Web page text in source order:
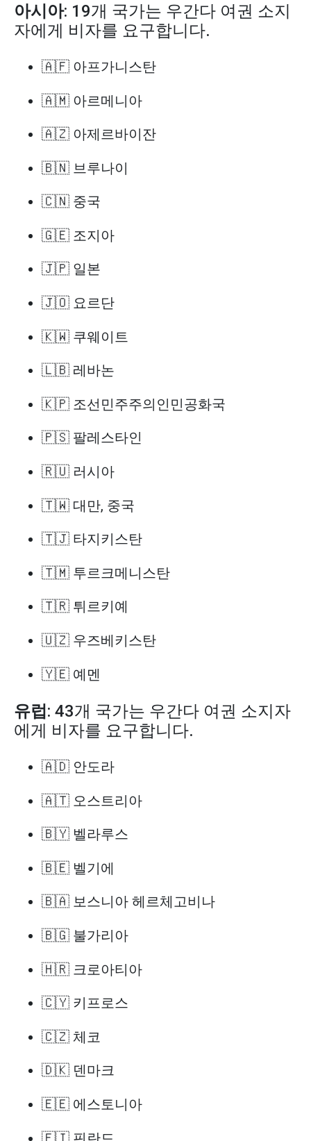
아시아: 19개 국가는 우간다 여권 소지
자에게 비자를 요구합니다.
🇦🇫 아프가니스탄
🇦🇲 아르메니아
🇦🇿 아제르바이잔
🇧🇳 브루나이
🇨🇳 중국
🇬🇪 조지아
🇯🇵 일본
🇯🇴 요르단
🇰🇼 쿠웨이트
🇱🇧 레바논
🇰🇵 조선민주주의인민공화국
🇵🇸 팔레스타인
🇷🇺 러시아
🇹🇼 대만, 중국
🇹🇯 타지키스탄
🇹🇲 투르크메니스탄
🇹🇷 튀르키예
🇺🇿 우즈베키스탄
🇾🇪 예멘
유럽 : 43개 국가는 우간다 여권 소지자
에게 비자를 요구합니다.
🇦🇩 안도라
🇦🇹 오스트리아
🇧🇾 벨라루스
🇧🇪 벨기에
🇧🇦 보스니아 헤르체고비나
🇧🇬 불가리아
🇭🇷 크로아티아
🇨🇾 키프로스
🇨🇿 체코
🇩🇰 덴마크
🇪🇪 에스토니아